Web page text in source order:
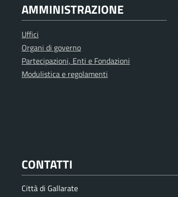
AMMINISTRAZIONE
Uffici
Organi di governo
Partecipazioni, Enti e Fondazioni
Modulistica e regolamenti
CONTATTI
Città di Gallarate